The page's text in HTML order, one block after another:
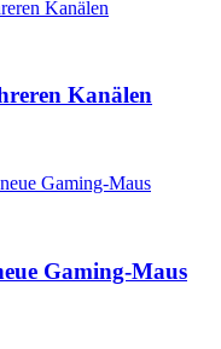
Kanälen
Gaming-Maus